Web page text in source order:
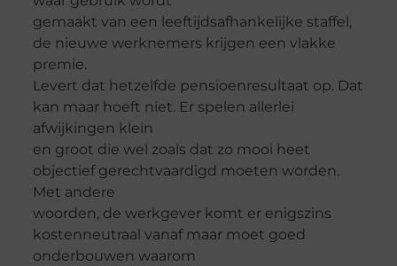
gemaakt van een leeftijdsafhankelijke staffel,
de nieuwe werknemers krijgen een vlakke
premie.
Levert dat hetzelfde pensioenresultaat op. Dat
kan maar hoeft niet. Er spelen allerlei
afwijkingen klein
en groot die wel zoals dat zo mooi heet
objectief gerechtvaardigd moeten worden.
Met andere
woorden, de werkgever komt er enigszins
kostenneutraal vanaf maar moet goed
onderbouwen waarom